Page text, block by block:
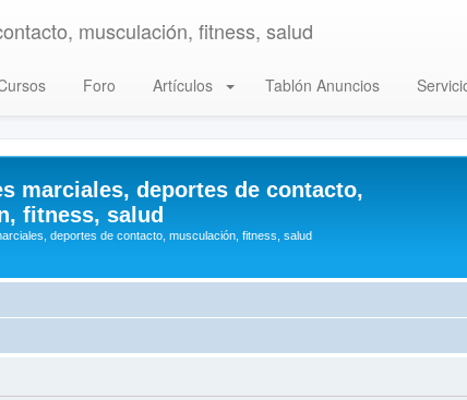
musculación, fitness, salud
Foro Artículos Tablón Anuncios
marciales, deportes de contacto,
fitness, salud
deportes de contacto, musculación, fitness, salud